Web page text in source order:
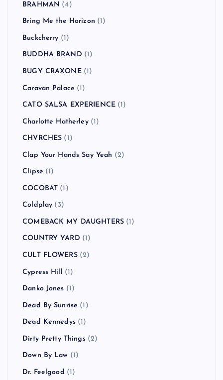
BRAHMAN (4)
Bring Me the Horizon (1)
Buckcherry (1)
BUDDHA BRAND (1)
BUGY CRAXONE(1)
Caravan Palace (1)
CATO SALSA EXPERIENCE (1)
Charlotte Hatherley(1)
CHVRCHES (1)
Clap Your Hands Say Yeah (2)
Clipse (1)
COCOBAT (1)
Coldplay (3)
COMEBACK MY DAUGHTERS (1)
COUNTRY YARD (1)
CULT FLOWERS(2)
Cypress Hill (1)
Danko Jones (1)
Dead By Sunrise (1)
Dead Kennedys(1)
Dirty Pretty Things(2)
Down By Law (1)
Dr. Feelgood (1)